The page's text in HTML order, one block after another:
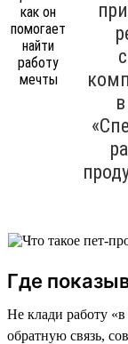
Где
Не клади работу
обратную связь,